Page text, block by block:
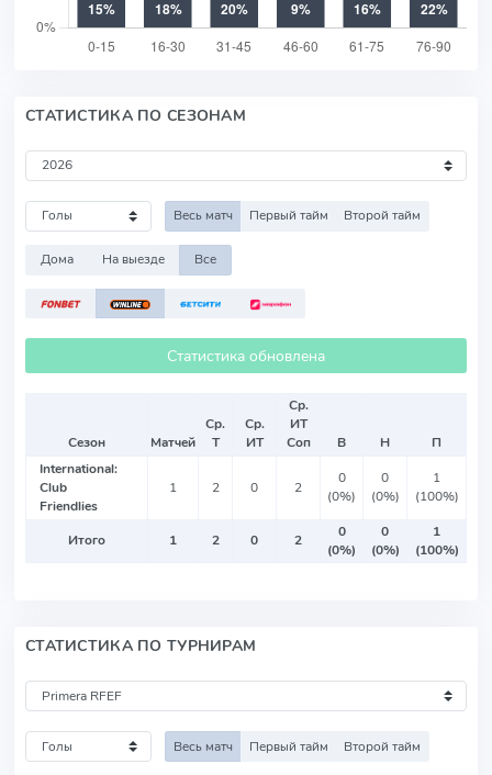
СТАТИСТИКА ПО СЕЗОНАМ
Весь матч Первый тайм Второй тайм
Дома На выезде Все
Статистика обновлена
Сезон Матчей
Ср.
Т
Ср.
ИТ
Ср.
ИТ
Соп
В Н
П
International:
Club
Friendlies
1 2 0 2
0
(0%)
0
(0%)
1
(100%)
Итого 1 2 0 2
0
(0%)
0
(0%)
1
(100%)
СТАТИСТИКА ПО ТУРНИРАМ
Весь матч Первый тайм Второй тайм